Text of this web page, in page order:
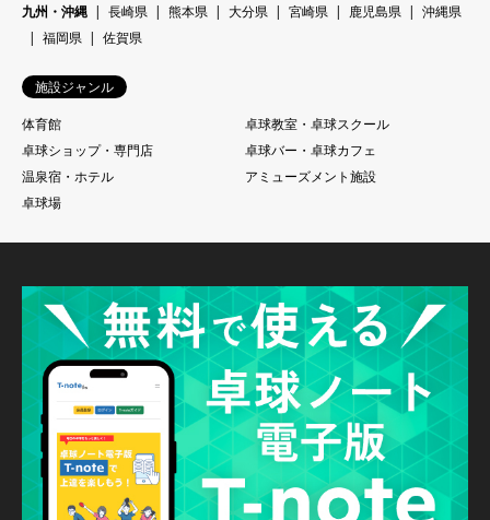
九州・沖縄
長崎県 熊本県 大分県 宮崎県 鹿児島県
沖縄県
福岡県
佐賀県
施設ジャンル
体育館
卓球教室・卓球スクール
卓球ショップ・専門店
卓球バー・卓球カフェ
温泉宿・ホテル
アミューズメント施設
卓球場